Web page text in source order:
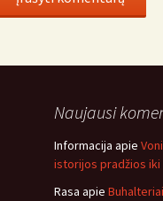
Naujausi
Informacija apie
istorijos pradžios iki
Rasa apie